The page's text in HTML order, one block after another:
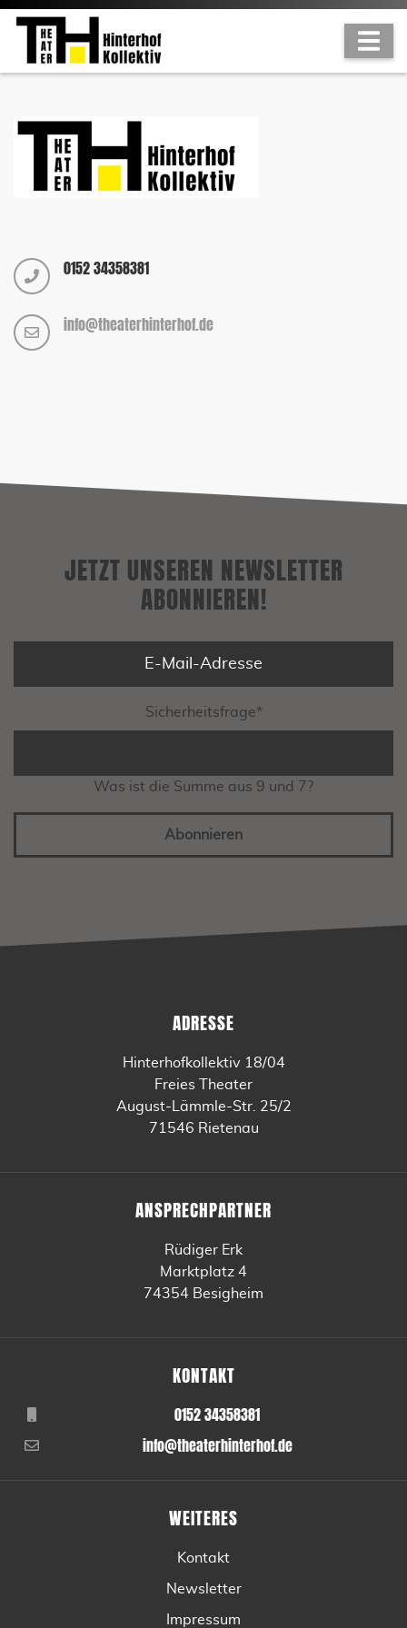
0152 34358381
info@theaterhinterhof.de
JETZT UNSEREN NEWSLETTER
ABONNIEREN!
Sicherheitsfrage*
Was ist die Summe aus 9 und 7?
Abonnieren
ADRESSE
Hinterhofkollektiv 18/04
Freies Theater
August-Lämmle-Str. 25/2
71546 Rietenau
ANSPRECHPARTNER
Rüdiger Erk
Marktplatz 4
74354 Besigheim
KONTAKT
0152 34358381
info@theaterhinterhof.de
WEITERES
Kontakt
Newsletter
Impressum